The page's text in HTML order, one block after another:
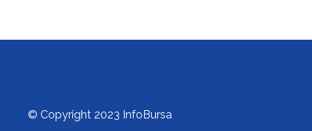
© Copyright 2023 InfoBursa